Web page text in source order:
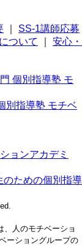
SS-1講師応募
ついて
安心・
別指導塾 モチベ
のための個別指導
、人のモチベーショ
ーショングループの